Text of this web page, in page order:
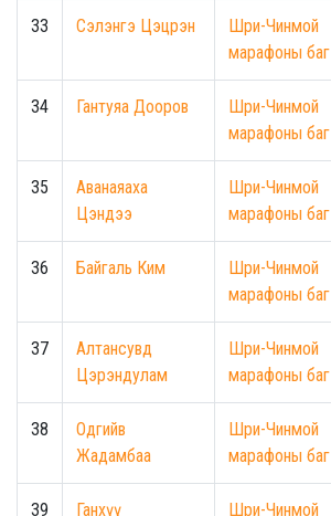
33 Сэлэнгэ Цэцрэн
Шри-Чинмой
марафоны баг
34 Гантуяа Дооров
Шри-Чинмой
марафоны баг
35
Аванаяаха
Цэндээ
Шри-Чинмой
марафоны баг
36 Байгаль Ким
Шри-Чинмой
марафоны баг
37
Алтансувд
Цэрэндулам
Шри-Чинмой
марафоны баг
38
Одгийв
Жадамбаа
Шри-Чинмой
марафоны баг
39
Ганхүү
Шри-Чинмой